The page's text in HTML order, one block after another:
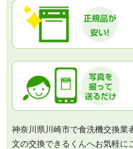
神奈川県川崎市で食洗機交換業
文の交換できるくんへお気軽に